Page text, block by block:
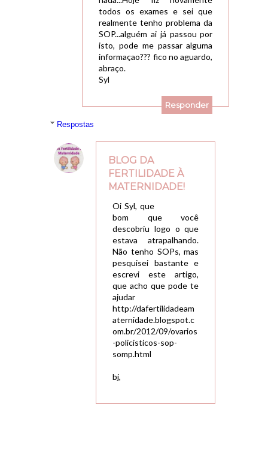
todos os exames e sei que
realmente tenho problema da
SOP...alguém ai já passou por
isto, pode me passar alguma
informaçao??? fico no aguardo,
abraço.
Syl
Responder
Respostas
BLOG DA
FERTILIDADE À
MATERNIDADE!
Oi Syl, que
bom que você
descobriu logo o que
estava atrapalhando.
Não tenho SOPs, mas
pesquisei bastante e
escrevi este artigo,
que acho que pode te
ajudar
http://dafertilidadeam
aternidade.blogspot.c
om.br/2012/09/ovarios
-policisticos-sop-
somp.html
bj,